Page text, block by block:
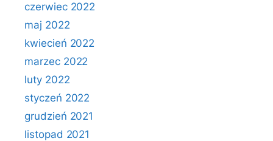
czerwiec 2022
maj 2022
kwiecień 2022
marzec 2022
luty 2022
styczeń 2022
grudzień 2021
listopad 2021